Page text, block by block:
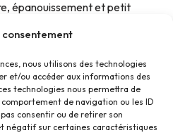
nous utilisons des technologies
et/ou accéder aux informations des
technologies nous permettra de
de navigation ou les ID
consentir ou de retirer son
négatif sur certaines caractéristiques
épanouissement et petit